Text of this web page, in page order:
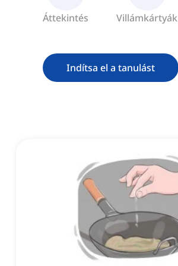
Áttekintés Villámkártyák
Indítsa el a tanulást